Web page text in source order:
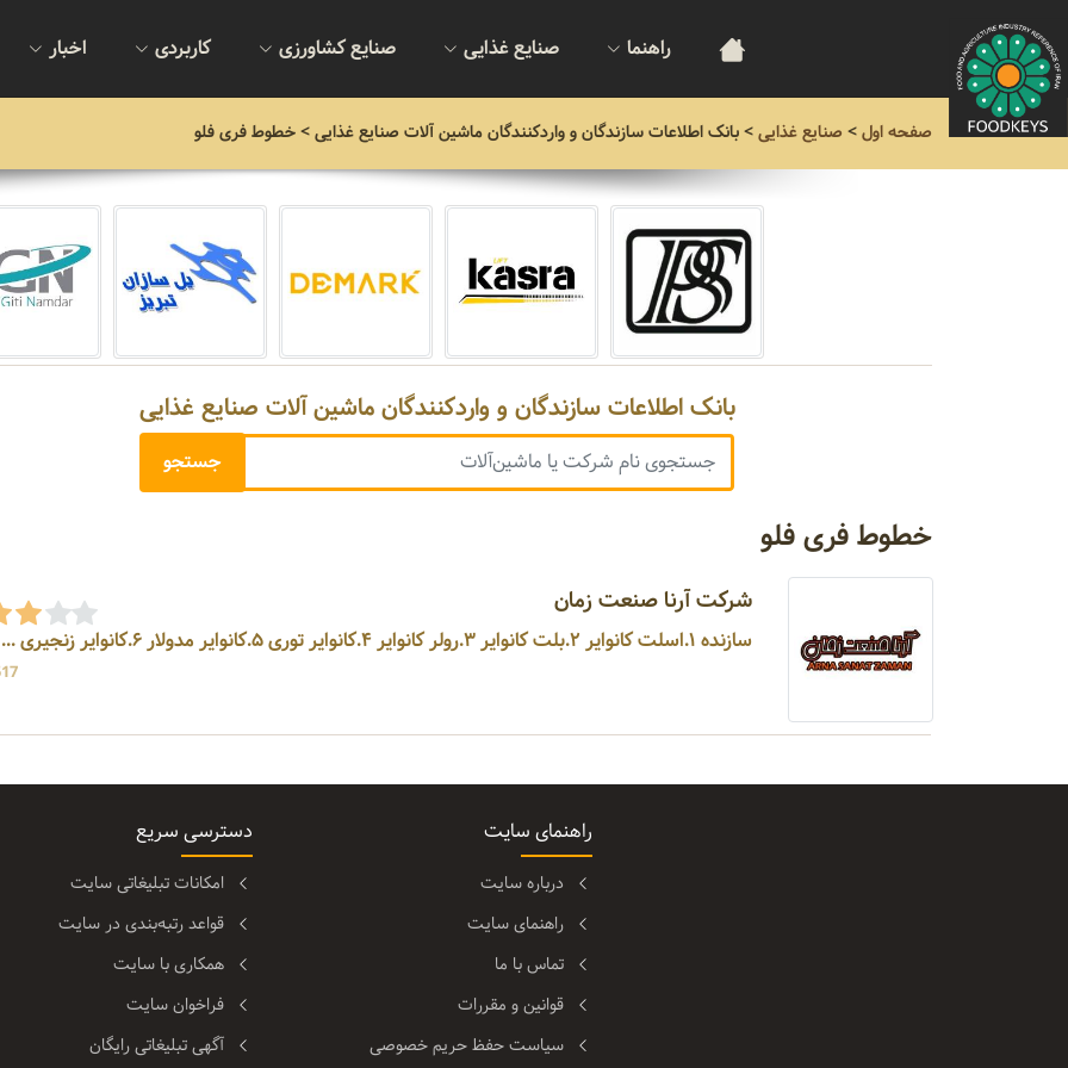
راهنما صنایع غذایی صنایع کشاورزی کاربردی اخبار
صفحه اول> صنایع غذایی>بانک اطلاعات سازندگان و واردکنندگان ماشین آلات صنایع غذایی> خطوط فری فلو
بانک اطلاعات سازندگان و واردکنندگان ماشین آلات صنایع غذایی
خطوط فری فلو
شرکت آرنا صنعت زمان
سازنده ۱.اسلت کانوایر ۲.بلت کانوایر ۳.رولر کانوایر ۴.کانوایر توری ۵.کانوایر مدولار ۶.کانوایر زنجیری ...
517
راهنمای سایت
درباره سایت
راهنمای سایت
تماس با ما
قوانین و مقررات
سیاست حفظ حریم خصوصی
دسترسی سریع
امکانات تبلیغاتی سایت
قواعد رتبه‌بندی در سایت
همکاری با سایت
فراخوان سایت
آگهی تبلیغاتی رایگان